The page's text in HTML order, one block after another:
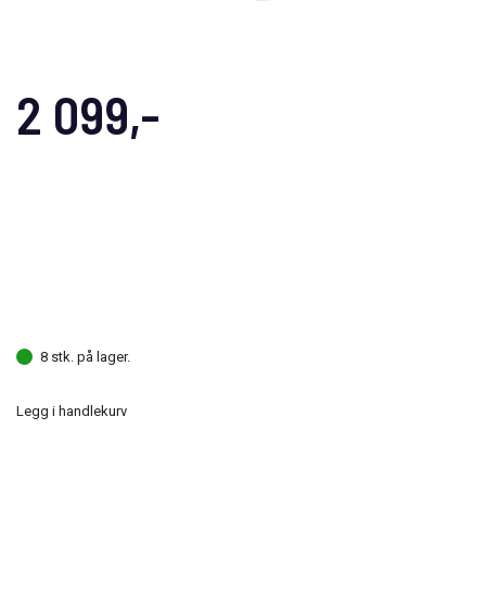
2 099,-
8 stk. på lager.
Legg i handlekurv